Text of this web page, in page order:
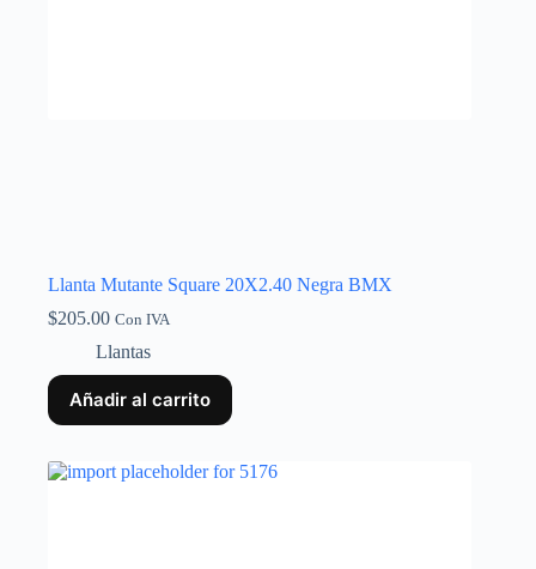
Llanta Mutante Square 20X2.40 Negra BMX
$205.00 Con IVA
Llantas
Añadir al carrito